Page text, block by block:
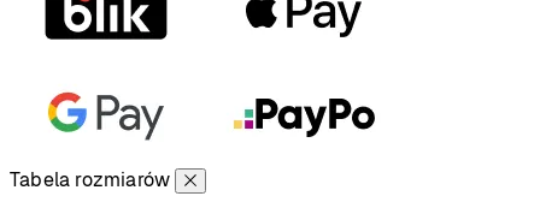
Tabela rozmiarów